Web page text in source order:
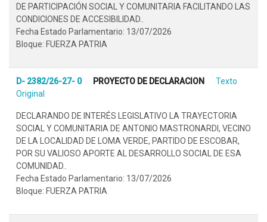
DE PARTICIPACIÓN SOCIAL Y COMUNITARIA FACILITANDO LAS
CONDICIONES DE ACCESIBILIDAD..
Fecha Estado Parlamentario: 13/07/2026
Bloque: FUERZA PATRIA
D- 2382/26-27- 0 PROYECTO DE DECLARACION
Texto
Original
DECLARANDO DE INTERÉS LEGISLATIVO LA TRAYECTORIA
SOCIAL Y COMUNITARIA DE ANTONIO MASTRONARDI, VECINO
DE LA LOCALIDAD DE LOMA VERDE, PARTIDO DE ESCOBAR,
POR SU VALIOSO APORTE AL DESARROLLO SOCIAL DE ESA
COMUNIDAD..
Fecha Estado Parlamentario: 13/07/2026
Bloque: FUERZA PATRIA